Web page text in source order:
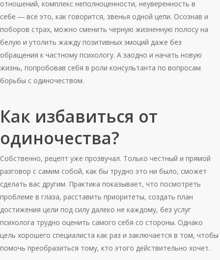
отношений, комплекс неполноценности, неуверенность в
себе ― все это, как говорится, звенья одной цепи. Осознав и
поборов страх, можно сменить черную жизненную полосу на
белую и утолить жажду позитивных эмоций даже без
обращения к частному психологу. А заодно и начать новую
жизнь, попробовав себя в роли консультанта по вопросам
борьбы с одиночеством.
Как избавиться от
одиночества?
Собственно, рецепт уже прозвучал. Только честный и прямой
разговор с самим собой, как бы трудно это ни было, сможет
сделать вас другим. Практика показывает, что посмотреть
проблеме в глаза, расставить приоритеты, создать план
достижения цели под силу далеко не каждому, без услуг
психолога трудно оценить самого себя со стороны. Однако
цель хорошего специалиста как раз и заключается в том, чтобы
помочь преобразиться тому, кто этого действительно хочет.